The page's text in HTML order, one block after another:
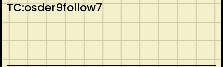
TC:osder9follow7